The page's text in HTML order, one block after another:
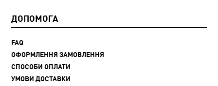
ДОПОМОГА
FAQ
ОФОРМЛЕННЯ ЗАМОВЛЕННЯ
СПОСОБИ ОПЛАТИ
УМОВИ ДОСТАВКИ